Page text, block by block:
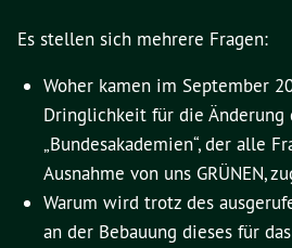
Es stellen sich mehrere Fragen:
Woher kamen im September
Dringlichkeit für die Änderung
„Bundesakademien“, der alle
Ausnahme von uns GRÜNEN,
Warum wird trotz des
an der Bebauung dieses für